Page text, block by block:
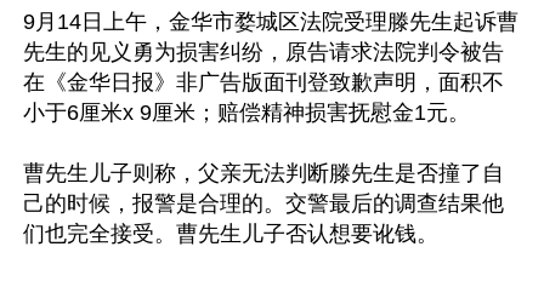
9月14日上午，金华市婺城区法院受理滕先生起诉曹
先生的见义勇为损害纠纷，原告请求法院判令被告
在《金华日报》非广告版面刊登致歉声明，面积不
小于6厘米x 9厘米；赔偿精神损害抚慰金1元。
曹先生儿子则称，父亲无法判断滕先生是否撞了自
己的时候，报警是合理的。交警最后的调查结果他
们也完全接受。曹先生儿子否认想要讹钱。